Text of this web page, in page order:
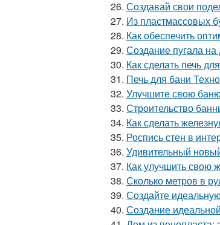
26. Создавай свои
27. Из пластмассовых
28. Как обеспечить
29. Создание пугала на
30. Как сделать печь
31. Печь для бани
32. Улучшите свою
33. Строительство
34. Как сделать
35. Роспись стен в
36. Удивительный
37. Как улучшить свою
38. Сколько метров в
39. Создайте
40. Создание